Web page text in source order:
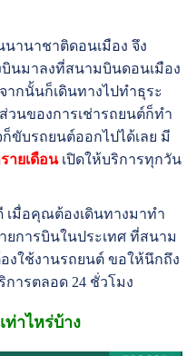
านาชาติดอนเมือง จึง
บินมาลงที่สนามบินดอนเมือง
กนั้นก็เดินทางไปทำธุระ
วนของการเช่ารถยนต์ก็ทำ
ก็ขับรถยนต์ออกไปได้เลย มี
ายเดือนเปิดให้บริการทุกวัน
เมื่อคุณต้องเดินทางมาทำ
ยการบินในประเทศ ที่สนาม
งใช้งานรถยนต์ ขอให้นึกถึง
การตลอด 24 ชั่วโมง
ท่าไหร่บ้าง